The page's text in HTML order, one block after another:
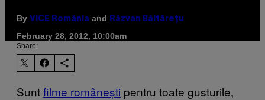
By VICE România and Răzvan Băltărețu
February 28, 2012, 10:00am
Share:
Suntfilme românești pentru toate gusturile,